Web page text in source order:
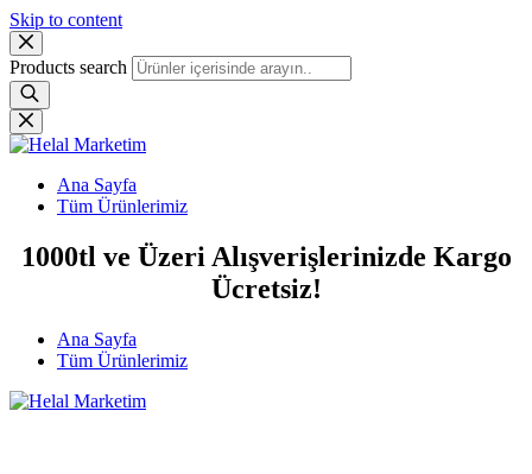
Skip to content
Products search
Ana Sayfa
Tüm Ürünlerimiz
1000tl ve Üzeri Alışverişlerinizde Kargo
Ücretsiz!
Ana Sayfa
Tüm Ürünlerimiz